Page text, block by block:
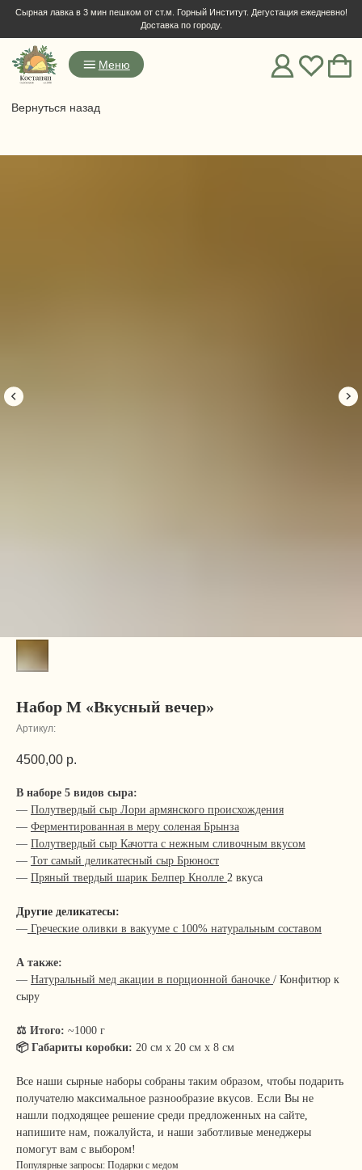
Сырная лавка в 3 мин пешком от ст.м. Горный Институт. Дегустация ежедневно!
Вернуться назад
Набор M «Вкусный вечер»
Артикул:
4500,00 р.
В наборе 5 видов сыра:
— Полутвердый сыр Лори армянского происхождения
— Ферментированная в меру соленая Брынза
— Полутвердый сыр Качотта с нежным сливочным вкусом
— Тот самый деликатесный сыр Брюност
— Пряный твердый шарик Белпер Кнолле 2 вкуса
Другие деликатесы:
— Греческие оливки в вакууме с 100% натуральным составом
А также:
— Натуральный мед акации в порционной баночке / Конфитюр к
сыру
⚖️ Итого: ~1000 г
📦 Габариты коробки: 20 см х 20 см х 8 см
Все наши сырные наборы собраны таким образом, чтобы подарить
получателю максимальное разнообразие вкусов. Если Вы не
нашли подходящее решение среди предложенных на сайте,
напишите нам, пожалуйста, и наши заботливые менеджеры
помогут вам с выбором!
Популярные запросы: Подарки с медом